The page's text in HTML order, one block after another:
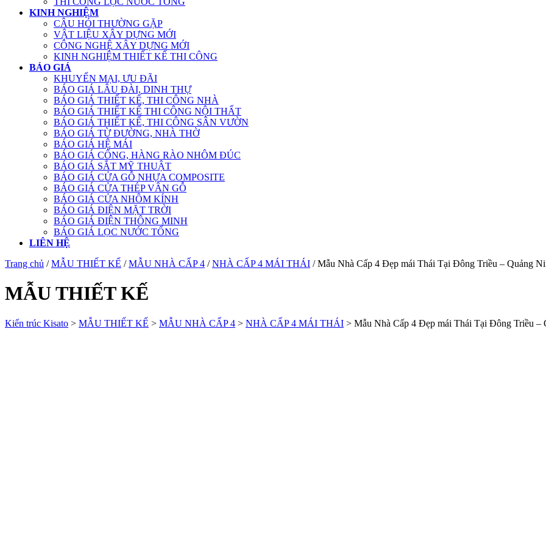
KINH NGHIỆM
CÂU HỎI THƯỜNG GẶP
VẬT LIỆU XÂY DỰNG MỚI
CÔNG NGHỆ XÂY DỰNG MỚI
KINH NGHIỆM THIẾT KẾ THI CÔNG
BÁO GIÁ
KHUYẾN MẠI, ƯU ĐÃI
BÁO GIÁ LÂU ĐÀI, DINH THỰ
BÁO GIÁ THIẾT KẾ, THI CÔNG NHÀ
BÁO GIÁ THIẾT KẾ THI CÔNG NỘI THẤT
BÁO GIÁ THIẾT KẾ, THI CÔNG SÂN VƯỜN
BÁO GIÁ TỪ ĐƯỜNG, NHÀ THỜ
BÁO GIÁ HỆ MÁI
BÁO GIÁ CỔNG, HÀNG RÀO NHÔM ĐÚC
BÁO GIÁ SẮT MỸ THUẬT
BÁO GIÁ CỬA GỖ NHỰA COMPOSITE
BÁO GIÁ CỬA THÉP VÂN GỖ
BÁO GIÁ CỬA NHÔM KÍNH
BÁO GIÁ ĐIỆN MẶT TRỜI
BÁO GIÁ ĐIỆN THÔNG MINH
BÁO GIÁ LỌC NƯỚC TỔNG
LIÊN HỆ
Trang chủ /MẪU THIẾT KẾ /MẪU NHÀ CẤP 4 /NHÀ CẤP 4 MÁI THÁI / Mẫu Nhà Cấp 4 Đẹp mái Thái Tại Đông Triều – Quảng
MẪU THIẾT KẾ
Kiến trúc Kisato > MẪU THIẾT KẾ > MẪU NHÀ CẤP 4 > NHÀ CẤP 4 MÁI THÁI > Mẫu Nhà Cấp 4 Đẹp mái Thái Tại Đông Triều –